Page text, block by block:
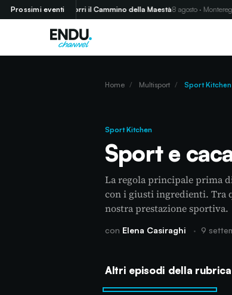
Prossimi eventiCorri il Cammino della Maestà8 agosto · Montereggio di
Home / Multisport / Sport Kitchen
Sport Kitchen
Sport e
La regola principale prima
con i giusti ingredienti. Tra
nostra prestazione sportiva.
con Elena Casiraghi · 9
Altri episodi della rubrica